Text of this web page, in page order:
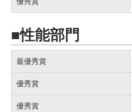
■性能部門
最優秀賞
優秀賞
優秀賞